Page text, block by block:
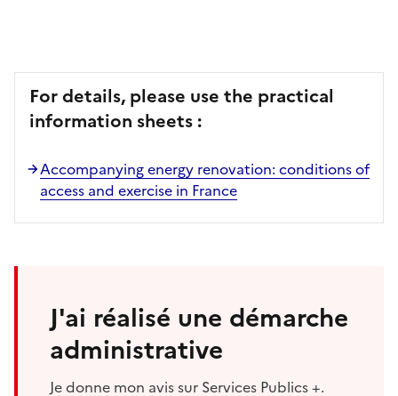
For details, please use the practical
information sheets :
Accompanying energy renovation: conditions of
access and exercise in France
J'ai réalisé une démarche
administrative
Je donne mon avis sur Services Publics +.